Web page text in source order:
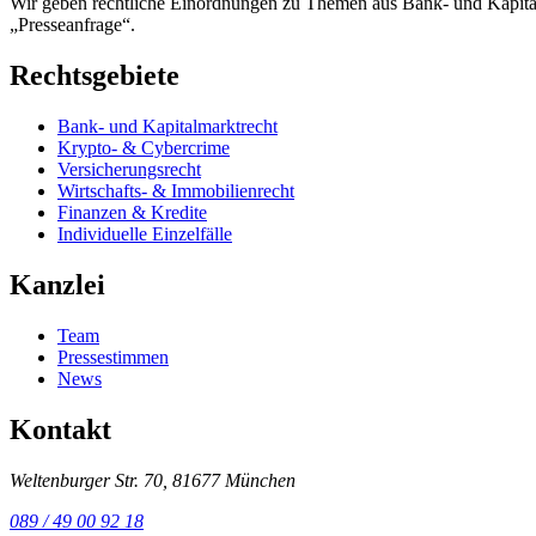
„Presseanfrage“.
Rechtsgebiete
Bank- und Kapitalmarktrecht
Krypto- & Cybercrime
Versicherungsrecht
Wirtschafts- & Immobilienrecht
Finanzen & Kredite
Individuelle Einzelfälle
Kanzlei
Team
Pressestimmen
News
Kontakt
Weltenburger Str. 70, 81677 München
089 / 49 00 92 18